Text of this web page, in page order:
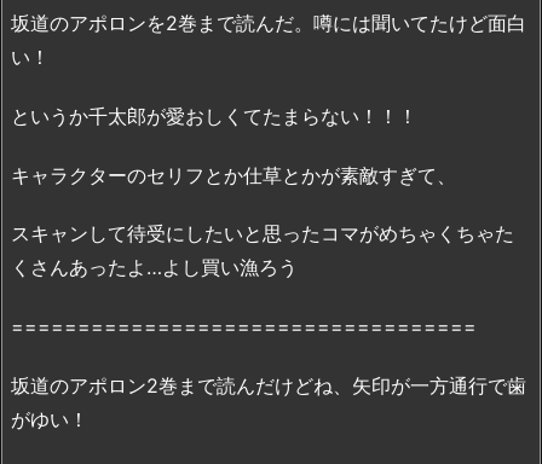
を
無
で
む
に
村
坂道のアポロンを2巻まで読んだ。噂には聞いてたけど面白
い！
というか千太郎が愛おしくてたまらない！！！
キャラクターのセリフとか仕草とかが素敵すぎて、
スキャンして待受にしたいと思ったコマがめちゃくちゃた
くさんあったよ…よし買い漁ろう
===================================
坂道のアポロン2巻まで読んだけどね、矢印が一方通行で歯
がゆい！